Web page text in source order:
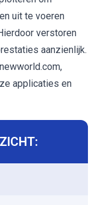
uit te voeren
verstoren
aanzienlijk.
applicaties en